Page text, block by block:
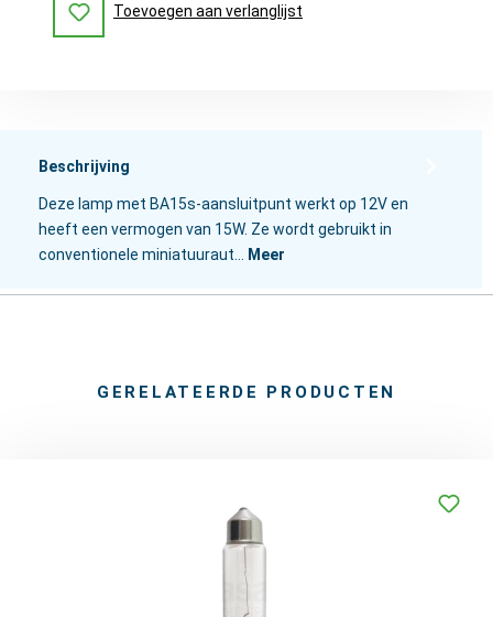
Toevoegen aan verlanglijst
Beschrijving
Deze lamp met BA15s-aansluitpunt werkt op 12V en
heeft een vermogen van 15W. Ze wordt gebruikt in
conventionele miniatuuraut…
Meer
GERELATEERDE PRODUCTEN